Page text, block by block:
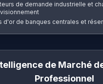
de demande industrielle et
d'or de banques centrales et
de Marché
Professionnel